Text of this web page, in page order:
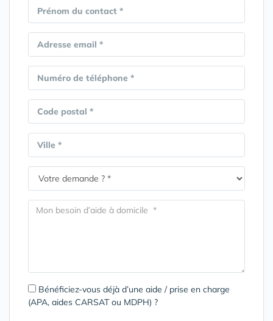
Prénom du contact *
Adresse email *
Numéro de téléphone *
Code postal *
Ville *
Bénéficiez-vous déjà d’une aide / prise en charge
(APA, aides CARSAT ou MDPH) ?